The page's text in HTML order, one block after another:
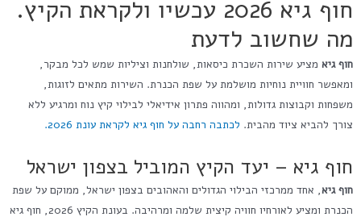
חוף גיא 2026 עכשיו ולקראת הקיץ.
מה שחשוב לדעת
חוף גיא מציע שירות השכרת כיסאות, שולחנות וציליות שמש לכל מבקר,
ומאפשר חוויית נוחיות מושלמת על שפת הכנרת. השירות מתאים לזוגות,
משפחות וקבוצות גדולות, ומהווה פתרון אידיאלי לבילוי קיץ נוח ומרגיע ללא
צורך להביא ציוד מהבית. לכתבה רחבה על חוף גיא לקראת עונת 2026.
חוף גיא – יעד הקיץ המוביל בצפון ישראל
חוף גיא, אחד ממרכזי הבילוי הגדולים והאהובים בצפון ישראל, ממוקם על שפת
הכנרת ומציע לאורחיו חוויה קיצית שלמה ומרהיבה. בעונת הקיץ 2026, חוף גיא